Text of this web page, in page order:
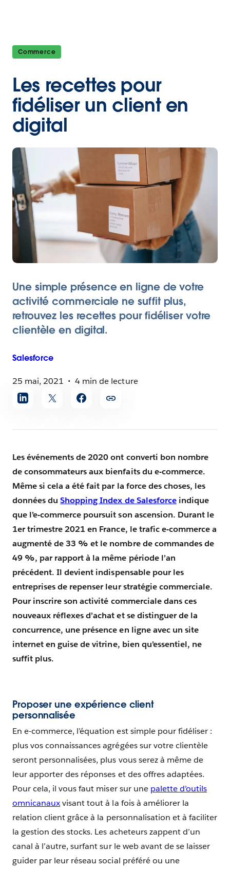
Commerce
Les recettes pour
fidéliser un client en
digital
Une simple présence en ligne de votre
activité commerciale ne suffit plus,
retrouvez les recettes pour fidéliser votre
clientèle en digital.
Salesforce
25 mai, 2021
4 min de lecture
Partager
l'article
Les événements de 2020 ont converti bon nombre
de consommateurs aux bienfaits du e-commerce.
Même si cela a été fait par la force des choses, les
données duShopping Index de Salesforceindique
que l’e-commerce poursuit son ascension. Durant le
1er trimestre 2021 en France, le trafic e-commerce a
augmenté de 33 % et le nombre de commandes de
49 %, par rapport à la même période l’an
précédent. Il devient indispensable pour les
entreprises de repenser leur stratégie commerciale.
Pour inscrire son activité commerciale dans ces
nouveaux réflexes d’achat et se distinguer de la
concurrence, une présence en ligne avec un site
internet en guise de vitrine, bien qu’essentiel, ne
suffit plus.
Proposer une expérience client
personnalisée
En e-commerce, l’équation est simple pour fidéliser :
plus vos connaissances agrégées sur votre clientèle
seront personnalisées, plus vous serez à même de
leur apporter des réponses et des offres adaptées.
Pour cela, il vous faut miser sur une palette d’outils
omnicanauxvisant tout à la fois à améliorer la
relation client grâce à la personnalisation et à faciliter
la gestion des stocks. Les acheteurs zappent d’un
canal à l’autre, surfant sur le web avant de se laisser
guider par leur réseau social préféré ou une